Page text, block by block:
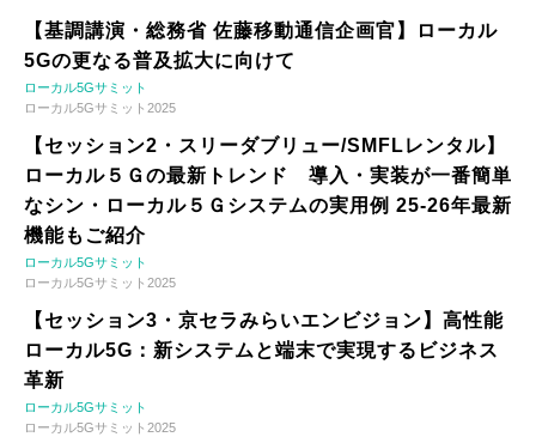
【基調講演・総務省 佐藤移動通信企画官】ローカル
5Gの更なる普及拡大に向けて
ローカル5Gサミット
ローカル5Gサミット2025
【セッション2・スリーダブリュー/SMFLレンタル】
ローカル５Ｇの最新トレンド 導入・実装が一番簡単
なシン・ローカル５Ｇシステムの実用例 25-26年最新
機能もご紹介
ローカル5Gサミット
ローカル5Gサミット2025
【セッション3・京セラみらいエンビジョン】高性能
ローカル5G：新システムと端末で実現するビジネス
革新
ローカル5Gサミット
ローカル5Gサミット2025